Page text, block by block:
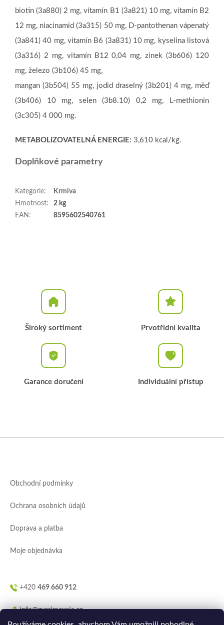
biotin (3a880) 2 mg, vitamín B1 (3a821) 10 mg, vitamín B2
12 mg, niacinamid (3a315) 50 mg, D-pantothenan vápenatý
(3a841) 40 mg, vitamín B6 (3a831) 10 mg, kyselina listová
(3a316) 2 mg, vitamín B12 0,04 mg, zinek (3b606) 120
mg, železo (3b106) 45 mg,
mangan (3b504) 55 mg, jodid draselný (3b201) 4 mg, měď
(3b406) 10 mg, selen (3b8.10) 0,2 mg, L-methionin
(3c305) 4 000 mg.
METABOLIZOVATELNÁ ENERGIE: 3,610 kcal/kg.
Doplňkové parametry
Kategorie:
Krmiva
Hmotnost:
2 kg
EAN : 8595602540761
Široký sortiment Prvotřídní kvalita
Garance doručení Individuální přístup
Obchodní podmínky
Ochrana osobních údajů
Doprava a platba
Moje objednávka
+420 469 660 912
info@zverimexaja.cz